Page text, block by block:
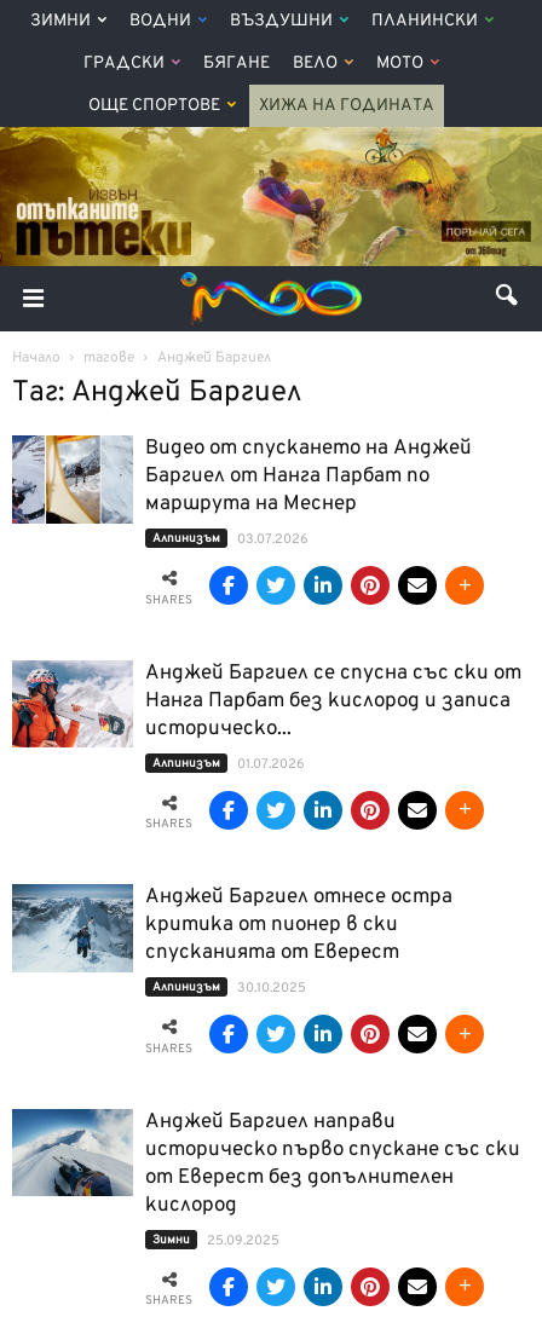
ЗИМНИ ВОДНИ ВЪЗДУШНИ ПЛАНИНСКИ
ГРАДСКИ БЯГАНЕ ВЕЛО МОТО
ОЩЕ СПОРТОВЕ ХИЖА НА ГОДИНАТА
Начало тагове Анджей Баргиел
Таг: Анджей Баргиел
Видео от спускането на Анджей
Баргиел от Нанга Парбат по
маршрута на Меснер
Алпинизъм 03.07.2026
SHARES
Анджей Баргиел се спусна със ски от
Нанга Парбат без кислород и записа
историческо...
Алпинизъм 01.07.2026
SHARES
Анджей Баргиел отнесе остра
критика от пионер в ски
спусканията от Еверест
Алпинизъм 30.10.2025
SHARES
Анджей Баргиел направи
историческо първо спускане със ски
от Еверест без допълнителен
кислород
Зимни 25.09.2025
SHARES